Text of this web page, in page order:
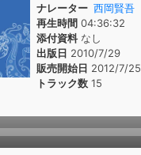
ナレーター 西岡賢吾
再生時間 04:36:32
添付資料なし
出版日 2010/7/29
販売開始日 2012/7/25
トラック数 15